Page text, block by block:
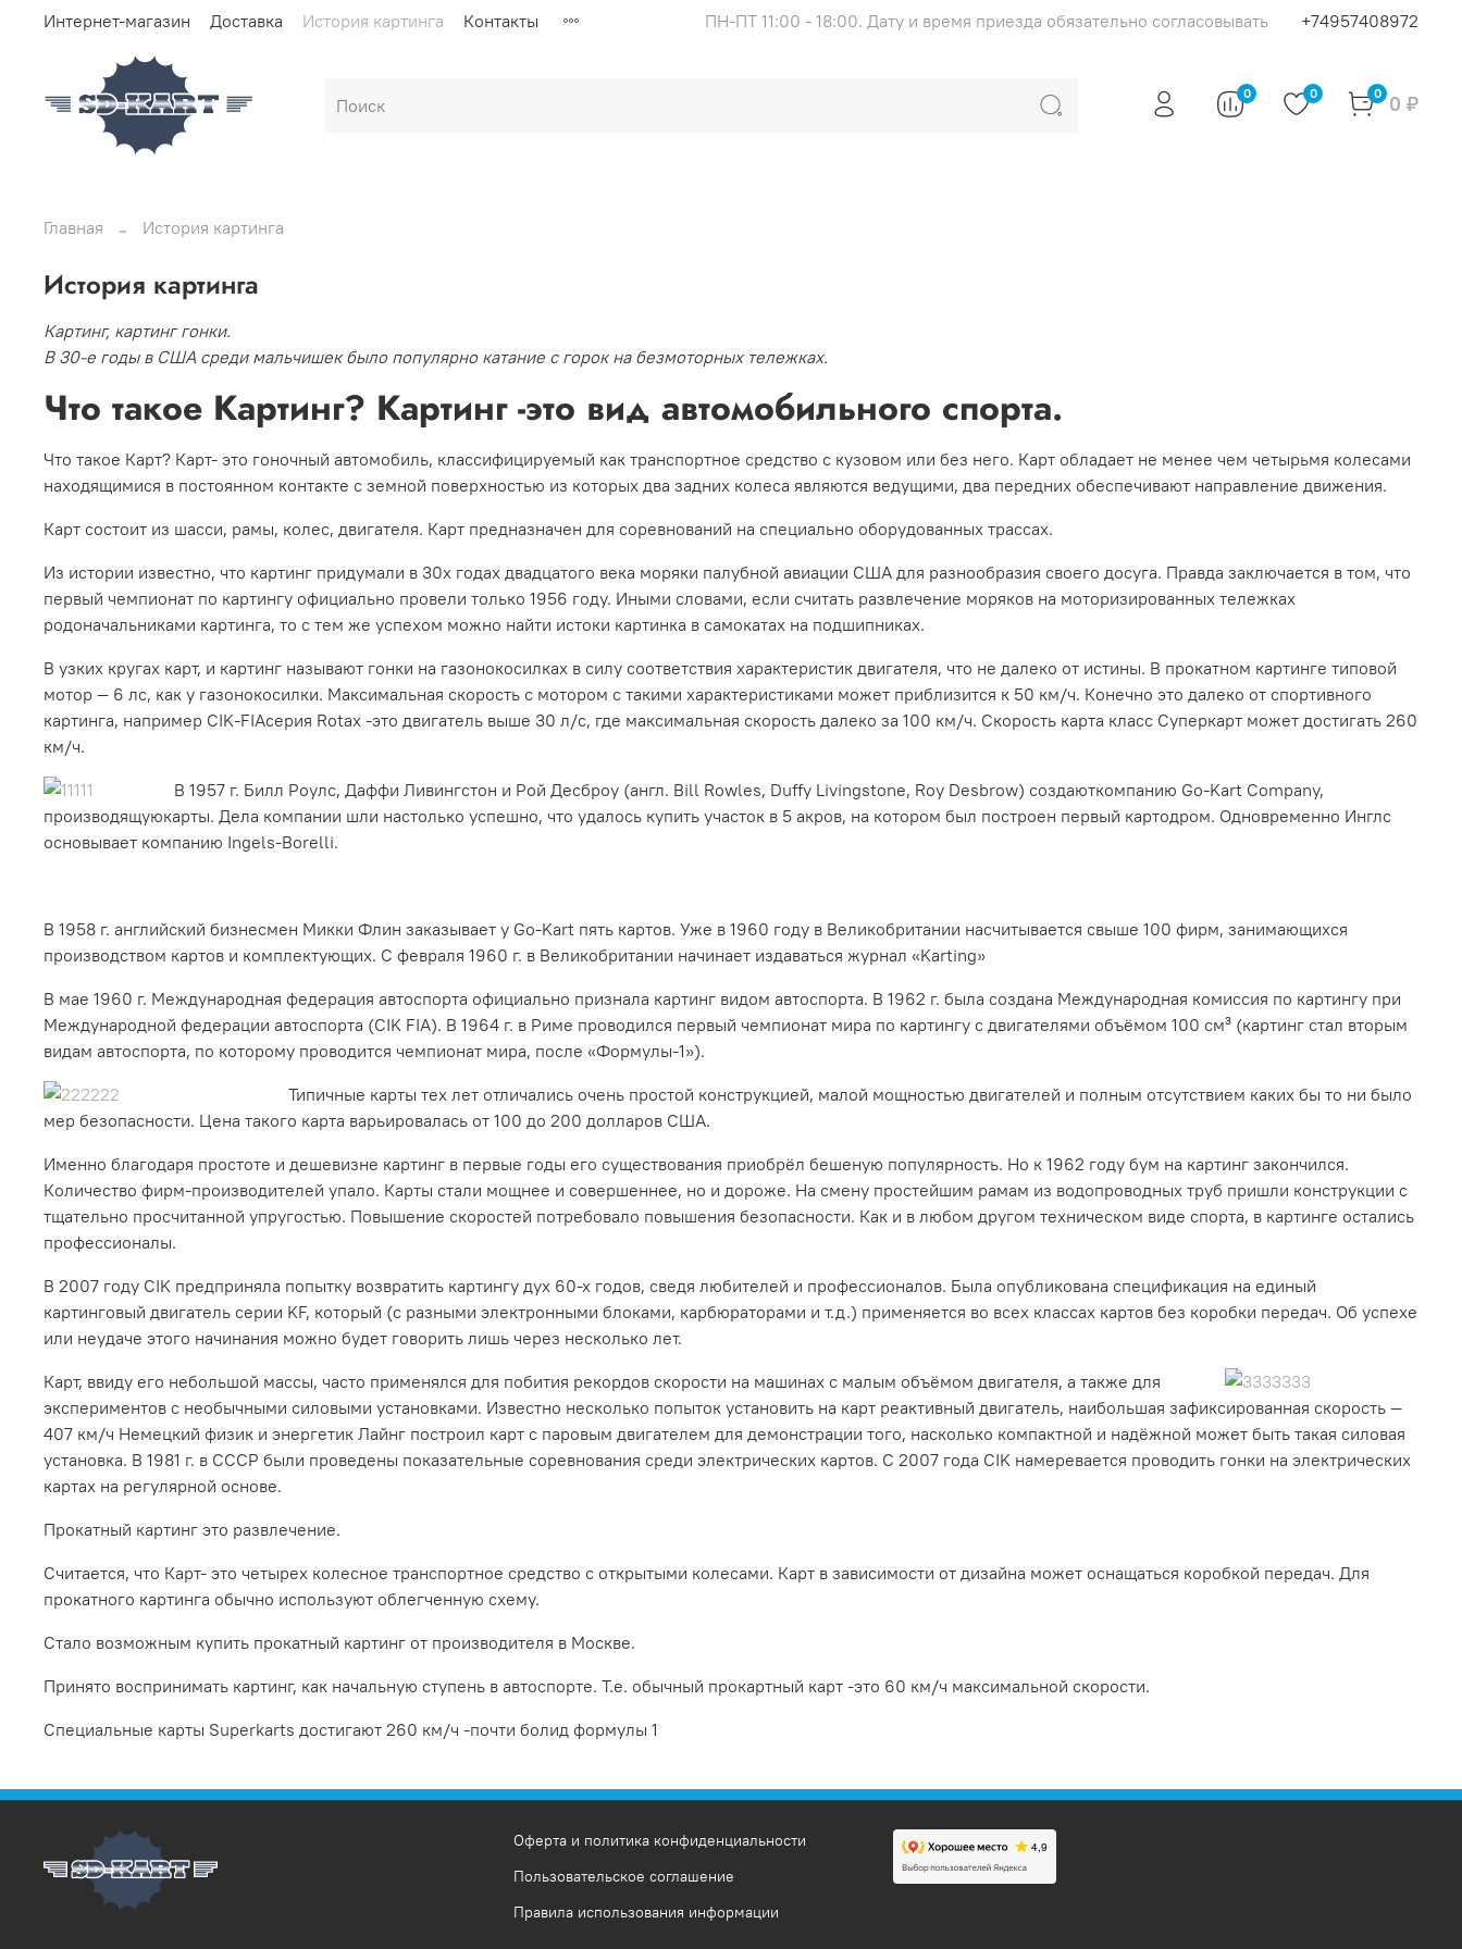
Интернет-магазин Доставка История картинга Контакты ПН-ПТ 11:00 - 18:00. Дату и время приезда обязательно согласовывать +74957408972
0 0 0 0 ₽
Главная История картинга
История картинга
Картинг, картинг гонки.
В 30-е годы в США среди мальчишек было популярно катание с горок на безмоторных тележках.
Что такое Картинг? Картинг -это вид автомобильного спорта.
Что такое Карт? Карт- это гоночный автомобиль, классифицируемый как транспортное средство с кузовом или без него. Карт обладает не менее чем четырьмя колесами
находящимися в постоянном контакте с земной поверхностью из которых два задних колеса являются ведущими, два передних обеспечивают направление движения.
Карт состоит из шасси, рамы, колес, двигателя. Карт предназначен для соревнований на специально оборудованных трассах.
Из истории известно, что картинг придумали в 30х годах двадцатого века моряки палубной авиации США для разнообразия своего досуга. Правда заключается в том, что
первый чемпионат по картингу официально провели только 1956 году. Иными словами, если считать развлечение моряков на моторизированных тележках
родоначальниками картинга, то с тем же успехом можно найти истоки картинка в самокатах на подшипниках.
В узких кругах карт, и картинг называют гонки на газонокосилках в силу соответствия характеристик двигателя, что не далеко от истины. В прокатном картинге типовой
мотор — 6 лс, как у газонокосилки. Максимальная скорость с мотором с такими характеристиками может приблизится к 50 км/ч. Конечно это далеко от спортивного
картинга, например CIK-FIAсерия Rotax -это двигатель выше 30 л/с, где максимальная скорость далеко за 100 км/ч. Скорость карта класс Суперкарт может достигать 260
км/ч.
В 1957 г. Билл Роулс, Даффи Ливингстон и Рой Десброу (англ. Bill Rowles, Duffy Livingstone, Roy Desbrow) создаюткомпанию Go-Kart Company,
производящуюкарты. Дела компании шли настолько успешно, что удалось купить участок в 5 акров, на котором был построен первый картодром. Одновременно Инглс
основывает компанию Ingels-Borelli.
В 1958 г. английский бизнесмен Микки Флин заказывает у Go-Kart пять картов. Уже в 1960 году в Великобритании насчитывается свыше 100 фирм, занимающихся
производством картов и комплектующих. С февраля 1960 г. в Великобритании начинает издаваться журнал «Karting»
В мае 1960 г. Международная федерация автоспорта официально признала картинг видом автоспорта. В 1962 г. была создана Международная комиссия по картингу при
Международной федерации автоспорта (CIK FIA). В 1964 г. в Риме проводился первый чемпионат мира по картингу с двигателями объёмом 100 см³ (картинг стал вторым
видам автоспорта, по которому проводится чемпионат мира, после «Формулы-1»).
Типичные карты тех лет отличались очень простой конструкцией, малой мощностью двигателей и полным отсутствием каких бы то ни было
мер безопасности. Цена такого карта варьировалась от 100 до 200 долларов США.
Именно благодаря простоте и дешевизне картинг в первые годы его существования приобрёл бешеную популярность. Но к 1962 году бум на картинг закончился.
Количество фирм-производителей упало. Карты стали мощнее и совершеннее, но и дороже. На смену простейшим рамам из водопроводных труб пришли конструкции с
тщательно просчитанной упругостью. Повышение скоростей потребовало повышения безопасности. Как и в любом другом техническом виде спорта, в картинге остались
профессионалы.
В 2007 году CIK предприняла попытку возвратить картингу дух 60-х годов, сведя любителей и профессионалов. Была опубликована спецификация на единый
картинговый двигатель серии KF, который (с разными электронными блоками, карбюраторами и т.д.) применяется во всех классах картов без коробки передач. Об успехе
или неудаче этого начинания можно будет говорить лишь через несколько лет.
Карт, ввиду его небольшой массы, часто применялся для побития рекордов скорости на машинах с малым объёмом двигателя, а также для
экспериментов с необычными силовыми установками. Известно несколько попыток установить на карт реактивный двигатель, наибольшая зафиксированная скорость —
407 км/ч Немецкий физик и энергетик Лайнг построил карт с паровым двигателем для демонстрации того, насколько компактной и надёжной может быть такая силовая
установка. В 1981 г. в СССР были проведены показательные соревнования среди электрических картов. С 2007 года CIK намеревается проводить гонки на электрических
картах на регулярной основе.
Прокатный картинг это развлечение.
Считается, что Карт- это четырех колесное транспортное средство с открытыми колесами. Карт в зависимости от дизайна может оснащаться коробкой передач. Для
прокатного картинга обычно используют облегченную схему.
Стало возможным купить прокатный картинг от производителя в Москве.
Принято воспринимать картинг, как начальную ступень в автоспорте. Т.е. обычный прокартный карт -это 60 км/ч максимальной скорости.
Специальные карты Superkarts достигают 260 км/ч -почти болид формулы 1
Оферта и политика конфиденциальности
Пользовательское соглашение
Правила использования информации